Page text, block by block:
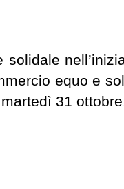
equo e
31